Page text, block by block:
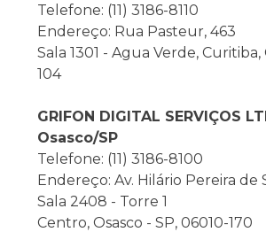
Telefone: (11) 3186-8110
Endereço: Rua Pasteur, 463
Sala 1301 - Agua Verde, Curitiba,
104
GRIFON DIGITAL SERVIÇOS
Osasco/SP
Telefone: (11) 3186-8100
Endereço: Av. Hilário Pereira de
Sala 2408 - Torre 1
Centro, Osasco - SP, 06010-170